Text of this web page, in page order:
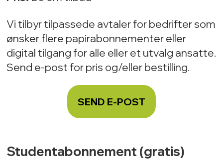
Vi tilbyr tilpassede avtaler for bedrifter som
ønsker flere papirabonnementer eller
digital tilgang for alle eller et utvalg ansatte.
Send e-post for pris og/eller bestilling.
SEND E-POST
Studentabonnement (gratis)